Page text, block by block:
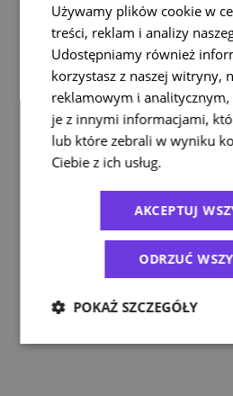
Używamy plików cookie w
treści, reklam i analizy
Udostępniamy również
korzystasz z naszej witryny,
reklamowym i analitycznym,
je z innymi informacjami,
lub które zebrali w wyniku
Ciebie z ich usług.
AKCEPTUJ
ODRZUĆ
POKAŻ SZCZEGÓŁY